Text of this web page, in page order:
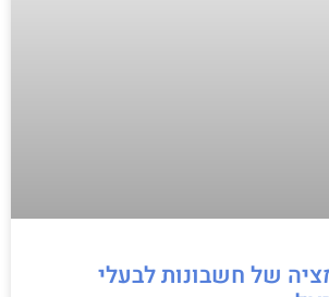
של חשבונות לבעלי